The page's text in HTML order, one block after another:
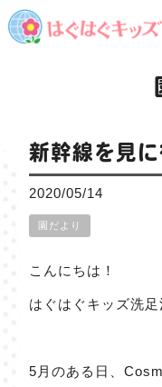
新幹線を見に
2020/05/14
園だより
こんにちは！
はぐはぐキッズ洗足
5月のある日、